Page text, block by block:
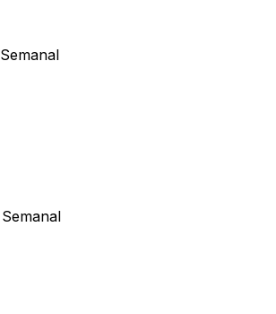
Semanal
Semanal